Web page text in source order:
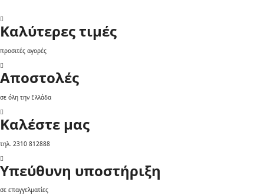
Καλύτερες τιμές
προσιτές αγορές
Αποστολές
σε όλη την Ελλάδα
Καλέστε μας
τηλ. 2310 812888
Υπεύθυνη υποστήριξη
σε επαγγελματίες